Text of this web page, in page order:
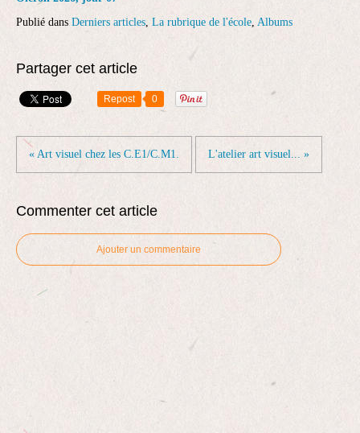
Publié dans Derniers articles, La rubrique de l'école, Albums
Partager cet article
Repost 0
« Art visuel chez les C.E1/C.M1. L'atelier art visuel... »
Commenter cet article
Ajouter un commentaire